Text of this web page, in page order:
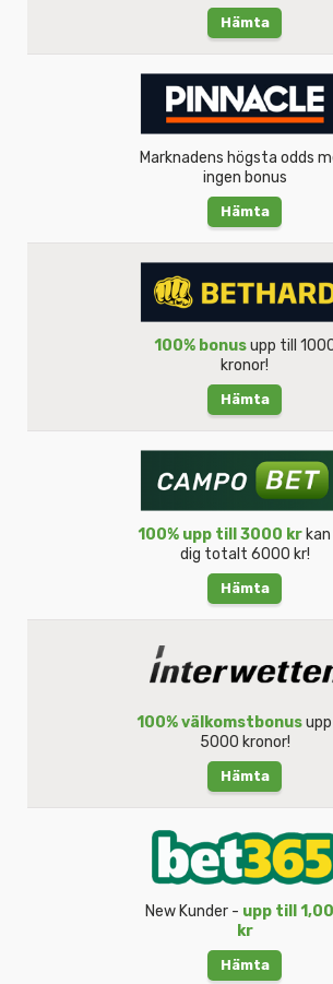
Hämta
Marknadens högsta odds
ingen bonus
Hämta
100% bonusupp till
kronor!
Hämta
100% upp till 3000 kr
dig totalt 6000 kr!
Hämta
100% välkomstbonusupp
5000 kronor!
Hämta
New Kunder - upp till
kr
Hämta